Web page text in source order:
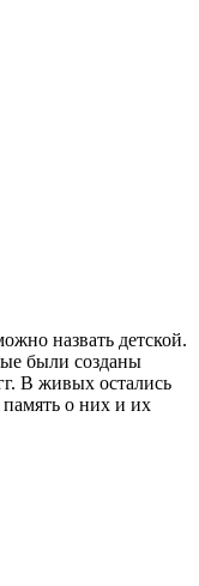
назвать детской.
были созданы
В живых остались
о них и их